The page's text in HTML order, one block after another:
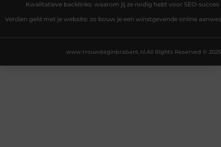
Kwalitatieve backlinks: waarom jij ze nodig hebt voor SEO-succes
Verdien geld met je website: zo bouw je een winstgevende online
All Rights Reserved © 2025
www.trouwdaginbrabant.nl.